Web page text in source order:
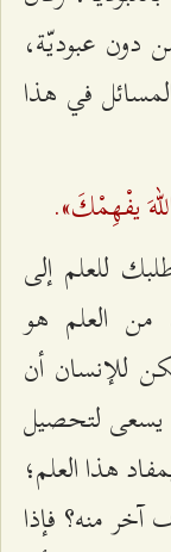
دون عبوديّة،
في هذا
يفْهِمْكَ».
للعلم إلى
من العلم هو
للإنسان أن
يسعى لتحصيل
هذا العلم؛
منه؟ فإذا